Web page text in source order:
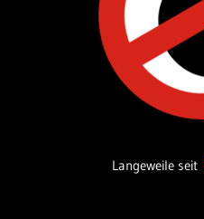
Langeweile seit